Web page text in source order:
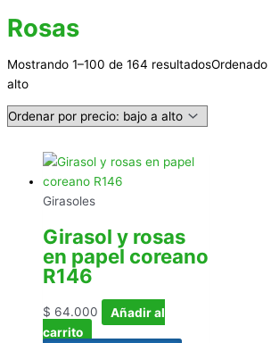
Rosas
Mostrando 1–100 de 164 resultados
alto
Girasoles
Girasol y rosas
en papel coreano
R146
$ 64.000
Añadir al
carrito